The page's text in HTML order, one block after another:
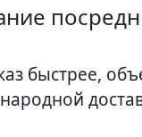
быстрее,